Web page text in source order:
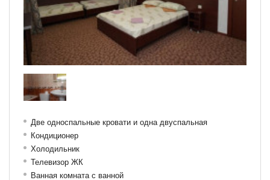
Две односпальные кровати и одна двуспальная
Кондиционер
Холодильник
Телевизор ЖК
Ванная комната с ванной